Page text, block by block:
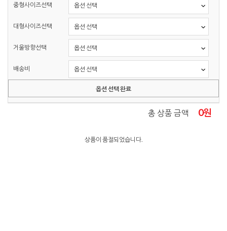
중형사이즈선택
대형사이즈선택
거울방향선택
배송비
옵션 선택 완료
총 상품 금액 0원
상품이 품절되었습니다.